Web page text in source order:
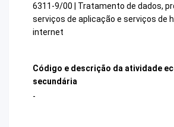
6311-9/00 | Tratamento de dados,
serviços de aplicação e serviços de
internet
Código e descrição da atividade
secundária
-